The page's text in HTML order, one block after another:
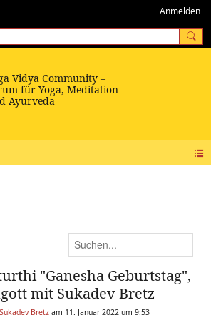
Anmelden
"Ganesha Geburtstag",
mit Sukadev Bretz
Sukadev Bretz am 11. Januar 2022 um 9:53